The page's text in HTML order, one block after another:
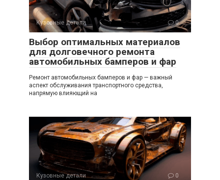
Кузовные детали 0
Выбор оптимальных материалов
для долговечного ремонта
автомобильных бамперов и фар
Ремонт автомобильных бамперов и фар — важный
аспект обслуживания транспортного средства,
напрямую влияющий на
Кузовные детали 0